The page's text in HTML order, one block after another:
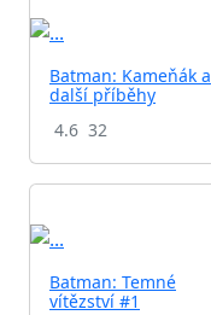
Batman: Kameňák a
další příběhy
4.6 32
Batman: Temné
vítězství #1